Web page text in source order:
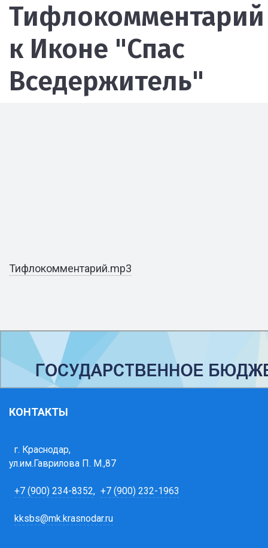
Тифлокомментарий
к Иконе "Спас
Вседержитель"
Тифлокомментарий.mp3
КОНТАКТЫ
г. Краснодар,
ул.им.Гаврилова П. М.,87
+7 (900) 234-8352, +7 (900) 232-1963
kksbs@mk.krasnodar.ru